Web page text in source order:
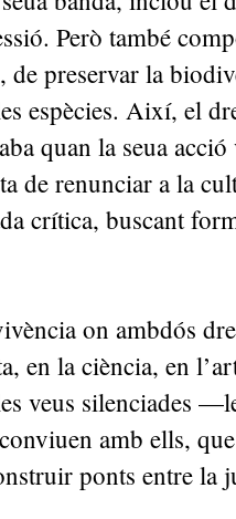
Però també
de preservar la
espècies. Així, el
quan la seua
de renunciar a la
crítica, buscant
on ambdós
en la ciència, en
veus silenciades
amb ells,
ponts entre la